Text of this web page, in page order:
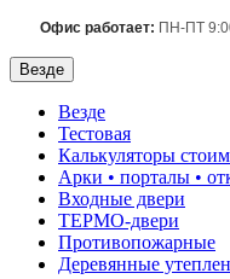
Офис работает: ПН-ПТ
Везде
Везде
Тестовая
Калькуляторы
Арки • порталы •
Входные двери
ТЕРМО-двери
Противопожарные
Деревянные